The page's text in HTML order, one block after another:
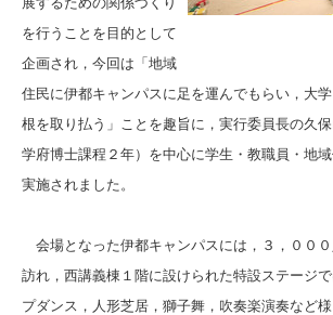
を行うことを目的として
企画され，今回は「地域
住民に伊都キャンパスに足を運んでもらい，大
根を取り払う」ことを趣旨に，実行委員長の久
学府博士課程２年）を中心に学生・教職員・地
実施されました。
会場となった伊都キャンパスには，３，００
訪れ，西講義棟１階に設けられた特設ステージ
プダンス，人形芝居，獅子舞，吹奏楽演奏など